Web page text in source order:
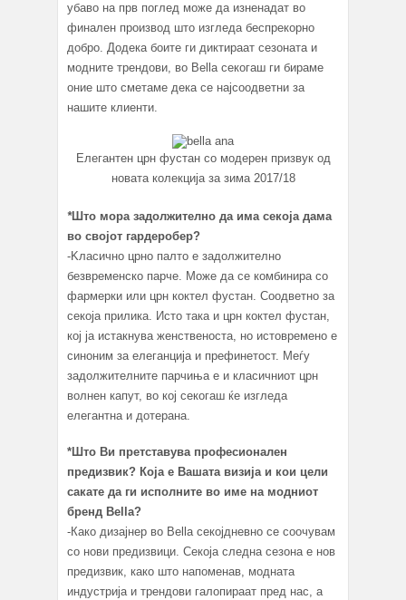
убаво на прв поглед може да изненадат во
финален производ што изгледа беспрекорно
добро. Додека боите ги диктираат сезоната и
модните трендови, во Bella секогаш ги бираме
оние што сметаме дека се најсоодветни за
нашите клиенти.
Елегантен црн фустан со модерен призвук од
новата колекција за зима 2017/18
*Што мора задолжително да има секоја дама
во својот гардеробер?
-Kласично црно палто е задолжително
безвременско парче. Може да се комбинира со
фармерки или црн коктел фустан. Соодветно за
секоја прилика. Исто така и црн коктел фустан,
кој ја истакнува женственоста, но истовремено е
синоним за елеганција и префинетост. Меѓу
задолжителните парчиња е и класичниот црн
волнен капут, во кој секогаш ќе изгледа
елегантна и дотерана.
*Што Ви претставува професионален
предизвик? Која е Вашата визија и кои цели
сакате да ги исполните во име на модниот
бренд Bella?
-Како дизајнер во Bella секојдневно се соочувам
со нови предизвици. Секоја следна сезона е нов
предизвик, како што напоменав, модната
индустрија и трендови галопираат пред нас, а